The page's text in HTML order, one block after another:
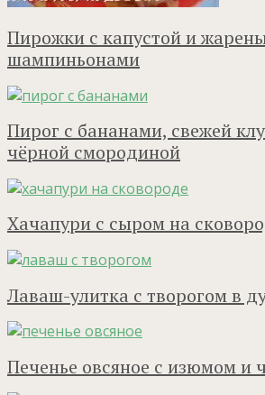
Пирожки с капустой и
шампиньонами
Пирог с бананами, свежей
чёрной смородиной
Хачапури с сыром на
Лаваш-улитка с творогом в
Печенье овсяное с изюмом и